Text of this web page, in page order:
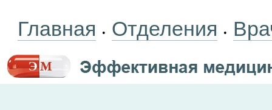
Главная • Отделения •